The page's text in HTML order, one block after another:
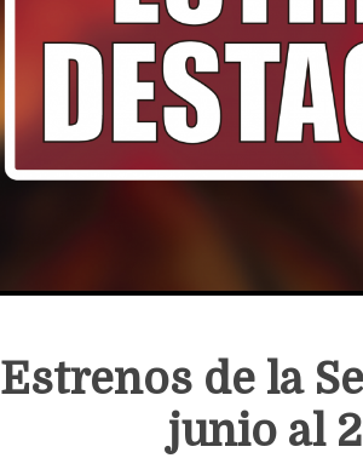
Estrenos de la
junio al